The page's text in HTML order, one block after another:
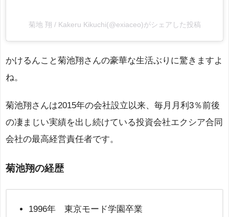
菊地 翔 / Kakeru Kikuchi(@exiaceo)がシェアした投稿
かけるんこと菊池翔さんの豪華な生活ぶりに驚きますよ
ね。
菊池翔さんは2015年の会社設立以来、毎月月利3％前後
の凄まじい実績を出し続けている投資会社エクシア合同
会社の最高経営責任者です。
菊池翔の経歴
1996年 東京モード学園卒業